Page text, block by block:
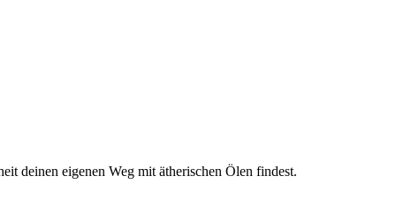
deinen eigenen Weg mit ätherischen Ölen findest.